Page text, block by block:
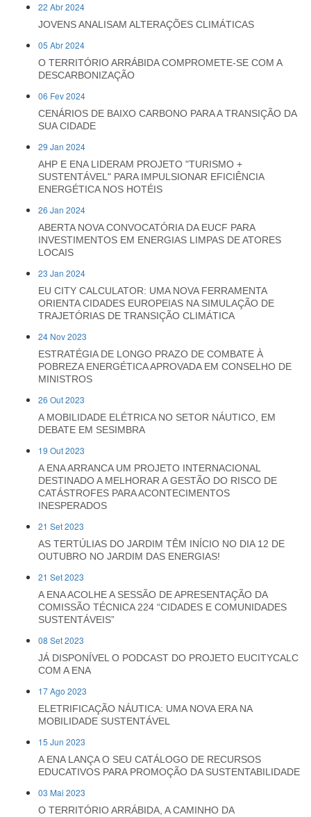
22 Abr 2024
JOVENS ANALISAM ALTERAÇÕES CLIMÁTICAS
05 Abr 2024
O TERRITÓRIO ARRÁBIDA COMPROMETE-SE COM A
DESCARBONIZAÇÃO
06 Fev 2024
CENÁRIOS DE BAIXO CARBONO PARA A TRANSIÇÃO DA
SUA CIDADE
29 Jan 2024
AHP E ENA LIDERAM PROJETO "TURISMO +
SUSTENTÁVEL" PARA IMPULSIONAR EFICIÊNCIA
ENERGÉTICA NOS HOTÉIS
26 Jan 2024
ABERTA NOVA CONVOCATÓRIA DA EUCF PARA
INVESTIMENTOS EM ENERGIAS LIMPAS DE ATORES
LOCAIS
23 Jan 2024
EU CITY CALCULATOR: UMA NOVA FERRAMENTA
ORIENTA CIDADES EUROPEIAS NA SIMULAÇÃO DE
TRAJETÓRIAS DE TRANSIÇÃO CLIMÁTICA
24 Nov 2023
ESTRATÉGIA DE LONGO PRAZO DE COMBATE À
POBREZA ENERGÉTICA APROVADA EM CONSELHO DE
MINISTROS
26 Out 2023
A MOBILIDADE ELÉTRICA NO SETOR NÁUTICO, EM
DEBATE EM SESIMBRA
19 Out 2023
A ENA ARRANCA UM PROJETO INTERNACIONAL
DESTINADO A MELHORAR A GESTÃO DO RISCO DE
CATÁSTROFES PARA ACONTECIMENTOS
INESPERADOS
21 Set 2023
AS TERTÚLIAS DO JARDIM TÊM INÍCIO NO DIA 12 DE
OUTUBRO NO JARDIM DAS ENERGIAS!
21 Set 2023
A ENA ACOLHE A SESSÃO DE APRESENTAÇÃO DA
COMISSÃO TÉCNICA 224 “CIDADES E COMUNIDADES
SUSTENTÁVEIS”
08 Set 2023
JÁ DISPONÍVEL O PODCAST DO PROJETO EUCITYCALC
COM A ENA
17 Ago 2023
ELETRIFICAÇÃO NÁUTICA: UMA NOVA ERA NA
MOBILIDADE SUSTENTÁVEL
15 Jun 2023
A ENA LANÇA O SEU CATÁLOGO DE RECURSOS
EDUCATIVOS PARA PROMOÇÃO DA SUSTENTABILIDADE
03 Mai 2023
O TERRITÓRIO ARRÁBIDA, A CAMINHO DA